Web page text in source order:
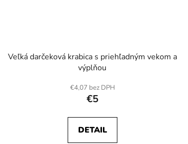
Veľká darčeková krabica s priehľadným vekom a
výplňou
€4,07 bez DPH
€5
DETAIL